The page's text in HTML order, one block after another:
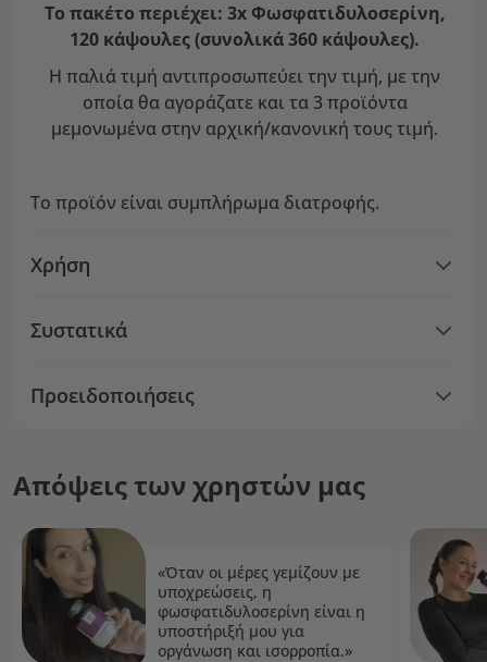
Το πακέτο περιέχει: 3x Φωσφατιδυλοσερίνη,
120 κάψουλες (συνολικά 360 κάψουλες).
Η παλιά τιμή αντιπροσωπεύει την τιμή, με την
οποία θα αγοράζατε και τα 3 προϊόντα
μεμονωμένα στην αρχική/κανονική τους τιμή.
Το προϊόν είναι συμπλήρωμα διατροφής.
Χρήση
Συστατικά
Προειδοποιήσεις
Απόψεις των χρηστών μας
«Όταν οι μέρες γεμίζουν με
υποχρεώσεις, η
φωσφατιδυλοσερίνη είναι η
υποστήριξή μου για
οργάνωση και ισορροπία.»